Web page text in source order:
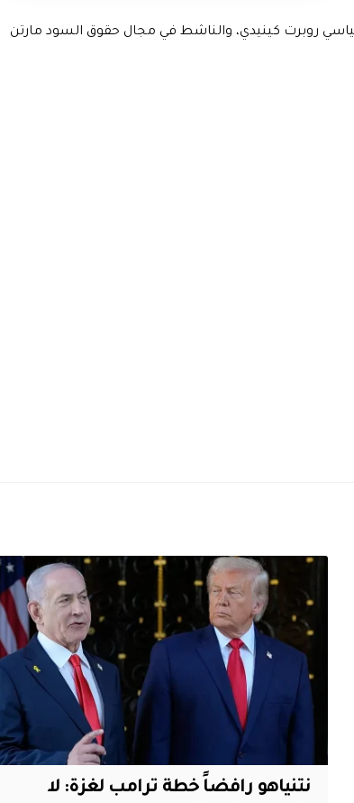
روبرت كينيدي، والناشط في مجال حقوق السود مارتن
نتنياهو رافضاً خطة ترامب لغزة: لا